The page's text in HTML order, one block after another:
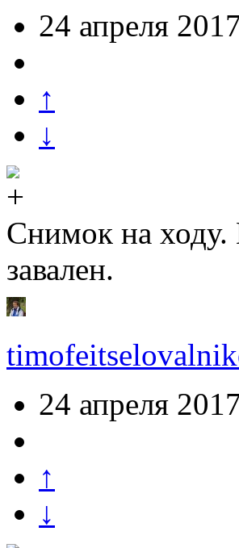
24 апреля
↑
↓
Снимок на ходу.
завален.
24 апреля
↑
↓